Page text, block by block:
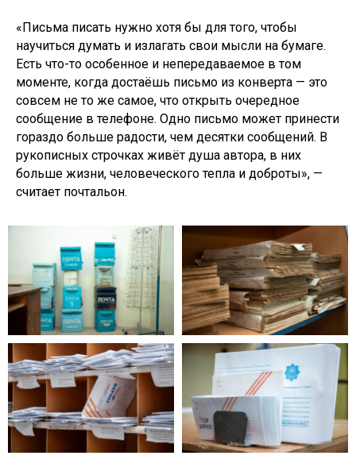
«Письма писать нужно хотя бы для того, чтобы
научиться думать и излагать свои мысли на бумаге.
Есть что-то особенное и непередаваемое в том
моменте, когда достаёшь письмо из конверта — это
совсем не то же самое, что открыть очередное
сообщение в телефоне. Одно письмо может принести
гораздо больше радости, чем десятки сообщений. В
рукописных строчках живёт душа автора, в них
больше жизни, человеческого тепла и доброты», —
считает почтальон.​​​​​​​​​​​​​​​​